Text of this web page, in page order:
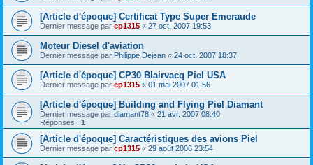
[Article d'époque] Certificat Type Super Emeraude
Dernier message par cp1315 « 27 oct. 2007 19:53
Moteur Diesel d'aviation
Dernier message par Philippe Dejean « 24 oct. 2007 18:37
[Article d'époque] CP30 Blairvacq Piel USA
Dernier message par cp1315 « 01 mai 2007 01:56
[Article d'époque] Building and Flying Piel Diamant
Dernier message par diamant78 « 21 avr. 2007 08:40
Réponses : 1
[Article d'époque] Caractéristiques des avions Piel
Dernier message par cp1315 « 29 août 2006 23:54